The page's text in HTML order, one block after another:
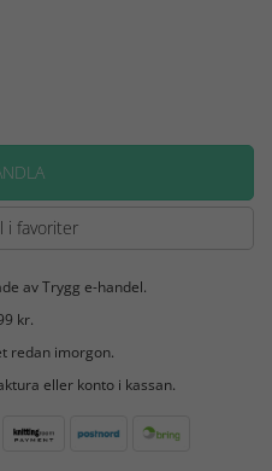
i favoriter
av Trygg e-handel.
kr.
redan imorgon.
eller konto i kassan.